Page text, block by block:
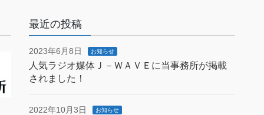
最近の投稿
2023年6月8日 お知らせ
人気ラジオ媒体Ｊ－ＷＡＶＥに当事務所が掲載
されました！
2022年10月3日 お知らせ